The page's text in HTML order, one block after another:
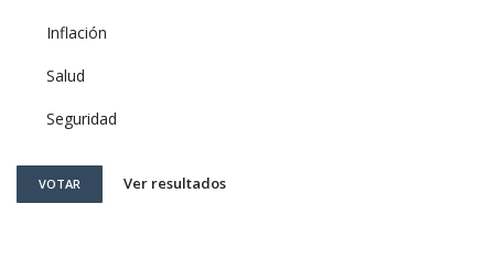
Inflación
Salud
Seguridad
VOTAR Ver resultados